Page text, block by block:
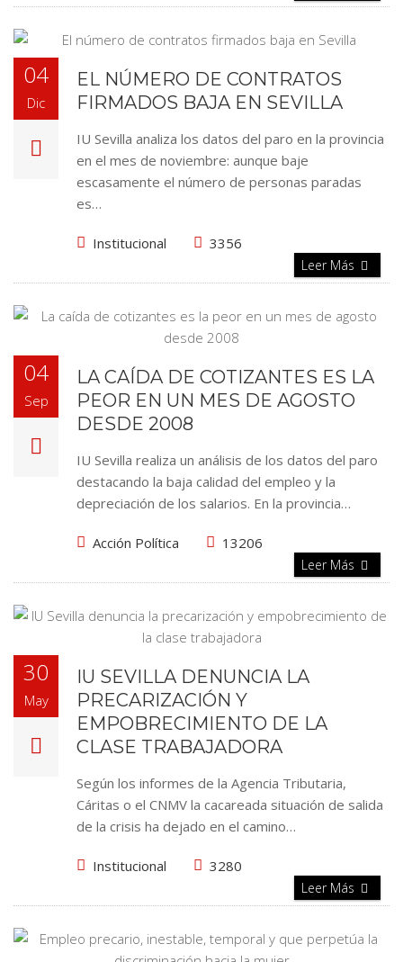
04
Dic
EL NÚMERO DE CONTRATOS
FIRMADOS BAJA EN SEVILLA
IU Sevilla analiza los datos del paro en la provincia
en el mes de noviembre: aunque baje
escasamente el número de personas paradas
es…
Institucional 3356
Leer Más
04
Sep
LA CAÍDA DE COTIZANTES ES LA
PEOR EN UN MES DE AGOSTO
DESDE 2008
IU Sevilla realiza un análisis de los datos del paro
destacando la baja calidad del empleo y la
depreciación de los salarios. En la provincia…
Acción Política 13206
Leer Más
30
May
IU SEVILLA DENUNCIA LA
PRECARIZACIÓN Y
EMPOBRECIMIENTO DE LA
CLASE TRABAJADORA
Según los informes de la Agencia Tributaria,
Cáritas o el CNMV la cacareada situación de salida
de la crisis ha dejado en el camino…
Institucional 3280
Leer Más